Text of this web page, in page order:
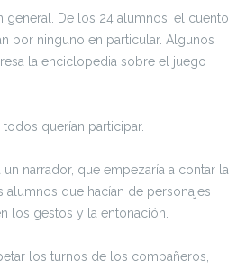
De los 24 alumnos, el cuento
por ninguno en particular. Algunos
la enciclopedia sobre el juego
querían participar.
narrador, que empezaría a contar la
que hacían de personajes
los gestos y la entonación.
los turnos de los compañeros,